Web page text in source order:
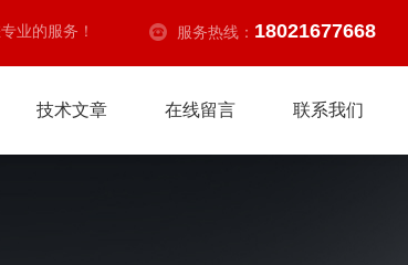
业的服务！ 服务热线： 18021677668
技术文章 在线留言 联系我们